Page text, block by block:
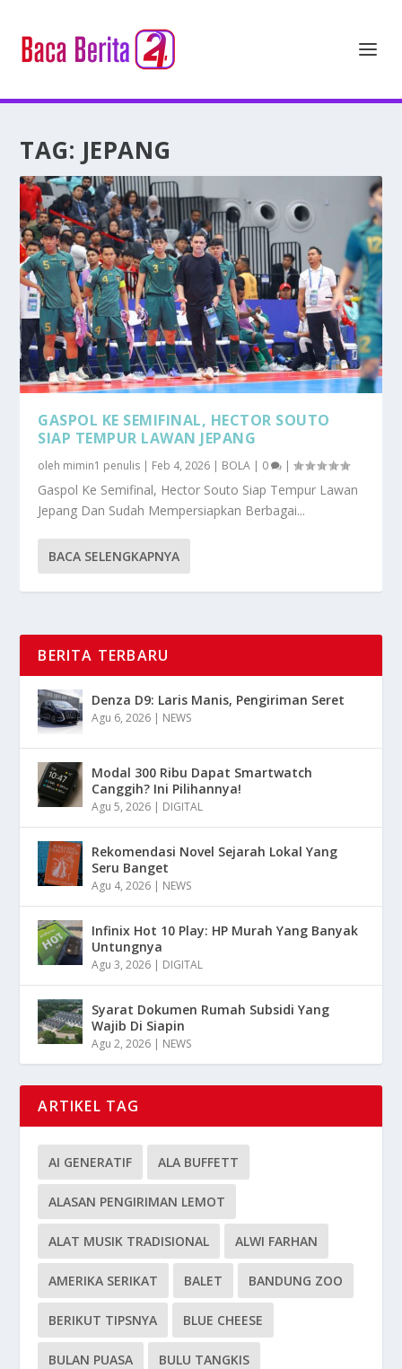
TAG: JEPANG
GASPOL KE SEMIFINAL, HECTOR SOUTO
SIAP TEMPUR LAWAN JEPANG
oleh mimin1 penulis | Feb 4, 2026 | BOLA | 0 |
Gaspol Ke Semifinal, Hector Souto Siap Tempur Lawan
Jepang Dan Sudah Mempersiapkan Berbagai...
BACA SELENGKAPNYA
BERITA TERBARU
Denza D9: Laris Manis, Pengiriman Seret
Agu 6, 2026 | NEWS
Modal 300 Ribu Dapat Smartwatch
Canggih? Ini Pilihannya!
Agu 5, 2026 | DIGITAL
Rekomendasi Novel Sejarah Lokal Yang
Seru Banget
Agu 4, 2026 | NEWS
Infinix Hot 10 Play: HP Murah Yang Banyak
Untungnya
Agu 3, 2026 | DIGITAL
Syarat Dokumen Rumah Subsidi Yang
Wajib Di Siapin
Agu 2, 2026 | NEWS
ARTIKEL TAG
AI GENERATIF ALA BUFFETT
ALASAN PENGIRIMAN LEMOT
ALAT MUSIK TRADISIONAL ALWI FARHAN
AMERIKA SERIKAT BALET BANDUNG ZOO
BERIKUT TIPSNYA BLUE CHEESE
BULAN PUASA BULU TANGKIS